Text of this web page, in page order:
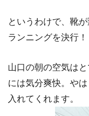
というわけで、靴
ランニングを決行！
山口の朝の空気は
には気分爽快。や
入れてくれます。